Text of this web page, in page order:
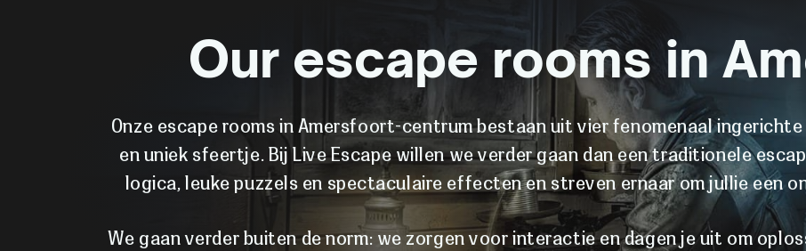
Our escape rooms in
Onze escape rooms in Amersfoort-centrum bestaan uit vier fenomenaal
en uniek sfeertje. Bij Live Escape willen we verder gaan dan een traditionele
logica, leuke puzzels en spectaculaire effecten en streven ernaar om jullie een
We gaan verder buiten de norm: we zorgen voor interactie en dagen je uit om